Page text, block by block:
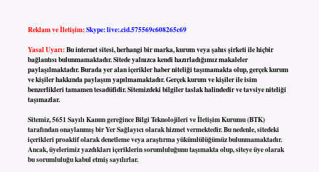
Reklam ve İletişim:Skype: live:.cid.575569c608265c69
Yasal Uyarı:Bu internet sitesi, herhangi bir marka, kurum veya şahıs şirketi ile hiçbir
bağlantısı bulunmamaktadır. Sitede yalnızca kendi hazırladığımız makaleler
paylaşılmaktadır. Burada yer alan içerikler haber niteliği taşımamakta olup, gerçek kurum
ve kişiler hakkında paylaşım yapılmamaktadır. Gerçek kurum ve kişiler ile isim
benzerlikleri tamamen tesadüfidir. Sitemizdeki bilgiler taslak halindedir ve tavsiye niteliği
taşımazlar.
Sitemiz, 5651 Sayılı Kanun gereğince Bilgi Teknolojileri ve İletişim Kurumu (BTK)
tarafından onaylanmış bir Yer Sağlayıcı olarak hizmet vermektedir. Bu nedenle, sitedeki
içerikleri proaktif olarak denetleme veya araştırma yükümlülüğümüz bulunmamaktadır.
Ancak, üyelerimiz yazdıkları içeriklerin sorumluluğunu taşımakta olup, siteye üye olarak
bu sorumluluğu kabul etmiş sayılırlar.